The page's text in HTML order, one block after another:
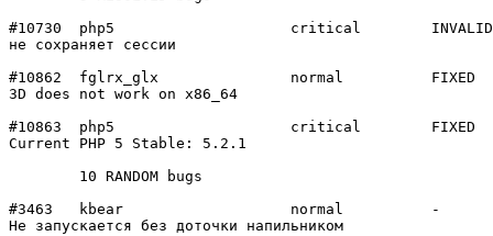
#10730	php5            	critical	INVALID
не сохраняет сессии
#10862	fglrx_glx       	normal  	FIXED
3D does not work on x86_64
#10863	php5            	critical	FIXED
Current PHP 5 Stable: 5.2.1
#3463	kbear           	normal  	-
Не запускается без доточки напильником